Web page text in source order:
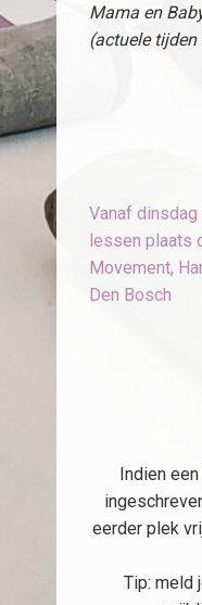
Mama en
(actuele tijden
Vanaf
lessen plaats
Movement,
Den Bosch
Indien
eerder plek
Tip: meld